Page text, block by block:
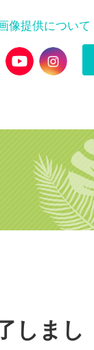
像提供について
しまし